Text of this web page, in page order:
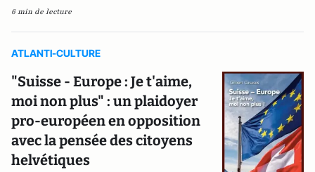
6 min de lecture
ATLANTI-CULTURE
"Suisse - Europe : Je t'aime,
moi non plus" : un plaidoyer
pro-européen en opposition
avec la pensée des citoyens
helvétiques